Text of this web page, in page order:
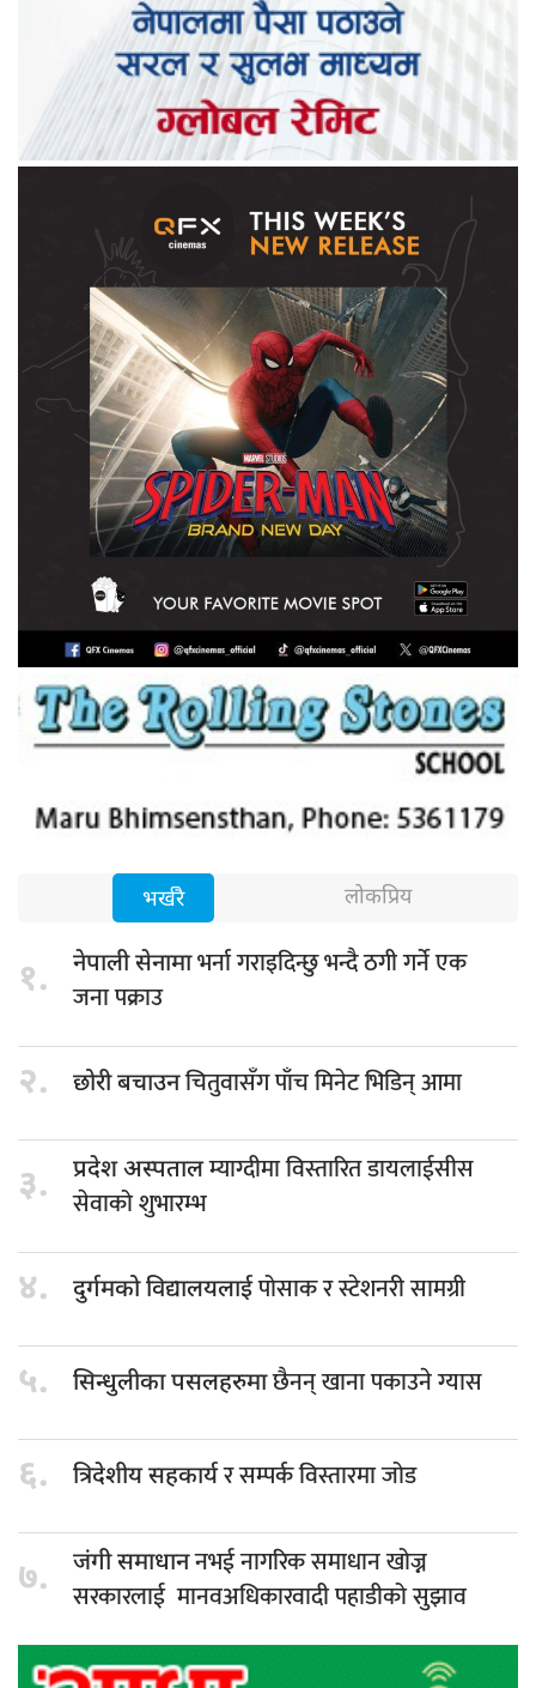
भर्खरै लोकप्रिय
१. नेपाली सेनामाभर्ना गराइदिन्छु भन्दै ठगी गर्ने एक
जना पक्राउ
२. छोरी बचाउनचितुवासँग पाँच मिनेट भिडिन् आमा
३. प्रदेश अस्पतालम्याग्दीमा विस्तारित डायलाईसीस
सेवाको शुभारम्भ
४. दुर्गमको विद्यालयलाईपोसाक र स्टेशनरी सामग्री
५. सिन्धुलीका पसलहरुमाछैनन् खाना पकाउने ग्यास
६. त्रिदेशीय सहकार्यर सम्पर्क विस्तारमा जोड
७. जंगी समाधाननभई नागरिक समाधान खोज्न
सरकारलाई मानवअधिकारवादी पहाडीको सुझाव